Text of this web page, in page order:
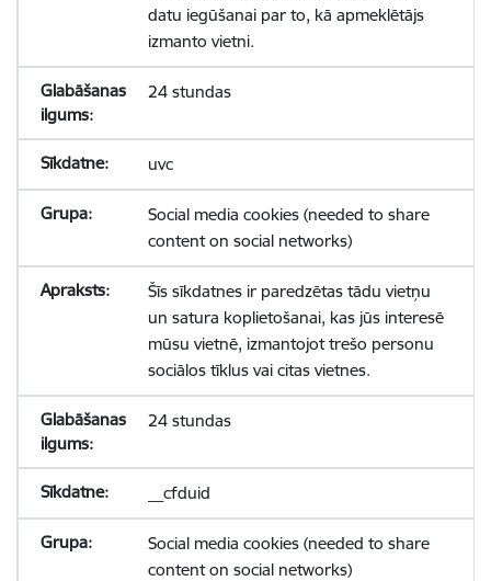
datu iegūšanai par to, kā apmeklētājs
izmanto vietni.
24 stundas
uvc
Social media cookies (needed to share
content on social networks)
Šīs sīkdatnes ir paredzētas tādu vietņu
un satura koplietošanai, kas jūs interesē
mūsu vietnē, izmantojot trešo personu
sociālos tīklus vai citas vietnes.
24 stundas
__cfduid
Social media cookies (needed to share
content on social networks)